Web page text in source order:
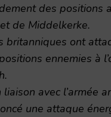
des positions
de Middelkerke.
britanniques ont
ennemies à
avec l’armée
une attaque